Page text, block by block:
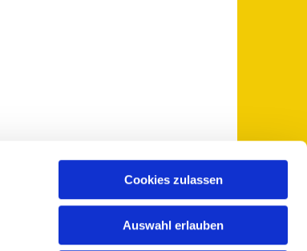
Cookies zulassen
Auswahl erlauben
pfarramt@sankt-otto.de